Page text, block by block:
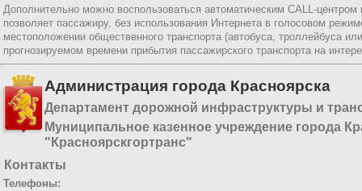
Дополнительно можно воспользоваться автоматическим CALL-
позволяет пассажиру, без использования Интернета в голосовом
местоположении общественного транспорта (автобуса, троллейбуса
прогнозируемом времени прибытия пассажирского транспорта на
Администрация города Красноярска
Департамент дорожной инфраструктуры и
Муниципальное казенное учреждение города
"Красноярскгортранс"
Контакты
Телефоны: